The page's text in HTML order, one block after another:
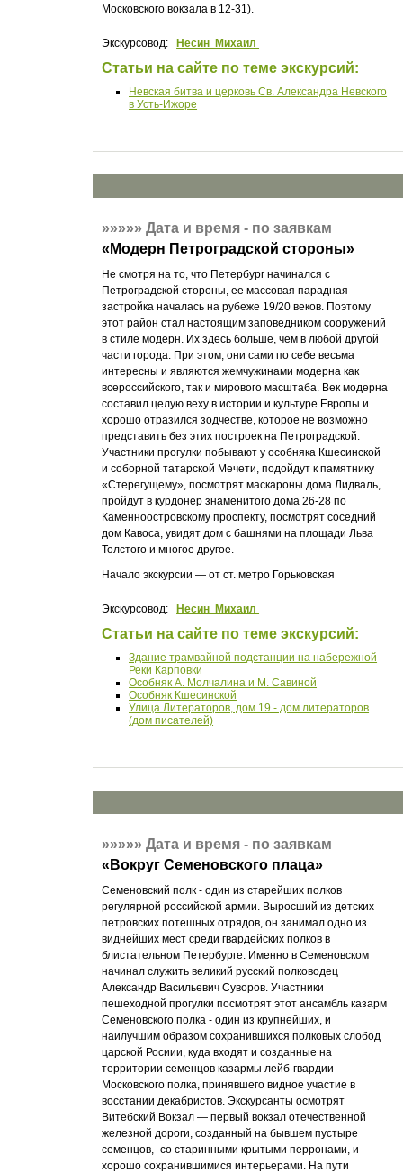
Московского вокзала в 12-31).
Экскурсовод: Несин Михаил
Статьи на сайте по теме экскурсий:
Невская битва и церковь Св. Александра Невского
в Усть-Ижоре
»»»»»Дата и время - по заявкам
« Модерн Петроградской стороны»
Не смотря на то, что Петербург начинался с
Петроградской стороны, ее массовая парадная
застройка началась на рубеже 19/20 веков. Поэтому
этот район стал настоящим заповедником сооружений
в стиле модерн. Их здесь больше, чем в любой другой
части города. При этом, они сами по себе весьма
интересны и являются жемчужинами модерна как
всероссийского, так и мирового масштаба. Век модерна
составил целую веху в истории и культуре Европы и
хорошо отразился зодчестве, которое не возможно
представить без этих построек на Петроградской.
Участники прогулки побывают у особняка Кшесинской
и соборной татарской Мечети, подойдут к памятнику
«Стерегущему», посмотрят маскароны дома Лидваль,
пройдут в курдонер знаменитого дома 26-28 по
Каменноостровскому проспекту, посмотрят соседний
дом Кавоса, увидят дом с башнями на площади Льва
Толстого и многое другое.
Начало экскурсии — от ст. метро Горьковская
Экскурсовод: Несин Михаил
Статьи на сайте по теме экскурсий:
Здание трамвайной подстанции на набережной
Реки Карповки
Особняк А. Молчалина и М. Савиной
Особняк Кшесинской
Улица Литераторов, дом 19 - дом литераторов
(дом писателей)
»»»»»Дата и время - по заявкам
« Вокруг Семеновского плаца»
Семеновский полк - один из старейших полков
регулярной российской армии. Выросший из детских
петровских потешных отрядов, он занимал одно из
виднейших мест среди гвардейских полков в
блистательном Петербурге. Именно в Семеновском
начинал служить великий русский полководец
Александр Васильевич Суворов. Участники
пешеходной прогулки посмотрят этот ансамбль казарм
Семеновского полка - один из крупнейших, и
наилучшим образом сохранившихся полковых слобод
царской Росиии, куда входят и созданные на
территории семенцов казармы лейб-гвардии
Московского полка, принявшего видное участие в
восстании декабристов. Экскурсанты осмотрят
Витебский Вокзал — первый вокзал отечественной
железной дороги, созданный на бывшем пустыре
семенцов,- со старинными крытыми перронами, и
хорошо сохранившимися интерьерами. На пути